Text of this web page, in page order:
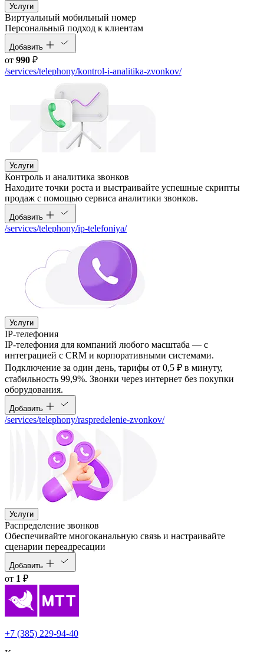
Услуги
Виртуальный мобильный номер
Персональный подход к клиентам
Добавить
от 990 ₽
/services/telephony/kontrol-i-analitika-zvonkov/
Услуги
Контроль и аналитика звонков
Находите точки роста и выстраивайте успешные скрипты
продаж с помощью сервиса аналитики звонков.
Добавить
/services/telephony/ip-telefoniya/
Услуги
IP-телефония
IP-телефония для компаний любого масштаба — с
интеграцией с CRM и корпоративными системами.
Подключение за один день, тарифы от 0,5 ₽ в минуту,
стабильность 99,9%. Звонки через интернет без покупки
оборудования.
Добавить
/services/telephony/raspredelenie-zvonkov/
Услуги
Распределение звонков
Обеспечивайте многоканальную связь и настраивайте
сценарии переадресации
Добавить
от 1 ₽
+7 (385) 229-94-40